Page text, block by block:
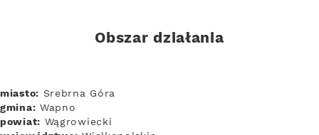
Obszar działania
miasto: Srebrna Góra
gmina: Wapno
powiat: Wągrowiecki